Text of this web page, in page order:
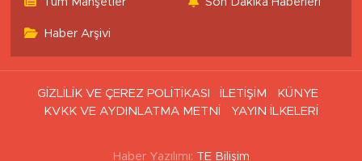
Haber Arşivi
GİZLİLİK VE ÇEREZ POLİTİKASI İLETİŞİM
KÜNYE
KVKK VE AYDINLATMA METNİ
YAYIN İLKELERİ
Haber Yazılımı: TE Bilişim